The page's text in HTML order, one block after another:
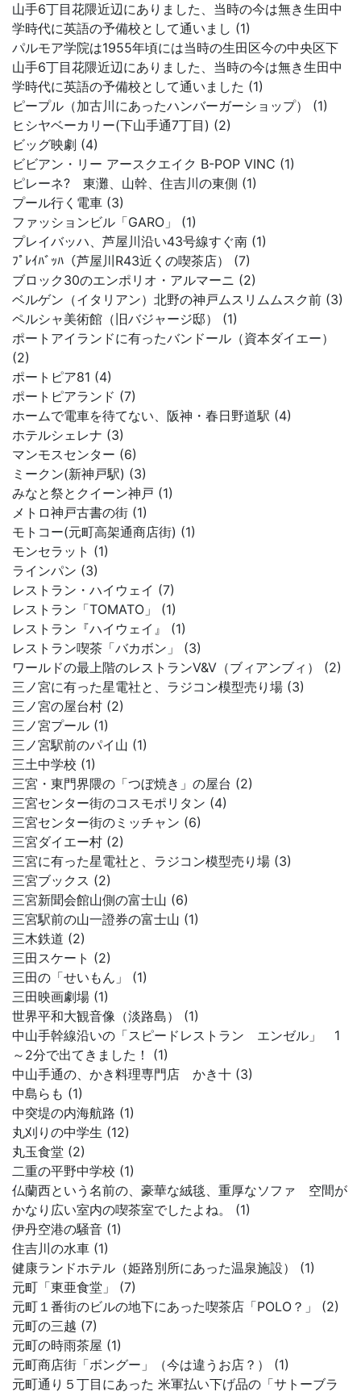
山手6丁目花隈近辺にありました、当時の今は無き生田中
学時代に英語の予備校として通いまし (1)
パルモア学院は1955年頃には当時の生田区今の中央区下
山手6丁目花隈近辺にありました、当時の今は無き生田中
学時代に英語の予備校として通いました (1)
ピープル（加古川にあったハンバーガーショップ） (1)
ヒシヤベーカリー(下山手通7丁目) (2)
ビッグ映劇 (4)
ビビアン・リー アースクエイク B-POP VINC (1)
ピレーネ? 東灘、山幹、住吉川の東側 (1)
プール行く電車 (3)
ファッションビル「GARO」 (1)
プレイバッハ、芦屋川沿い43号線すぐ南 (1)
ﾌﾟﾚｲﾊﾞｯﾊ（芦屋川R43近くの喫茶店） (7)
ブロック30のエンポリオ・アルマーニ (2)
ベルゲン（イタリアン）北野の神戸ムスリムムスク前 (3)
ペルシャ美術館（旧バジャージ邸） (1)
ポートアイランドに有ったバンドール（資本ダイエー）
(2)
ポートピア81 (4)
ポートピアランド (7)
ホームで電車を待てない、阪神・春日野道駅 (4)
ホテルシェレナ (3)
マンモスセンター (6)
ミークン(新神戸駅) (3)
みなと祭とクイーン神戸 (1)
メトロ神戸古書の街 (1)
モトコー(元町高架通商店街) (1)
モンセラット (1)
ラインパン (3)
レストラン・ハイウェイ (7)
レストラン「TOMATO」 (1)
レストラン『ハイウェイ』 (1)
レストラン喫茶「バカボン」 (3)
ワールドの最上階のレストランV&V（ブィアンブィ） (2)
三ノ宮に有った星電社と、ラジコン模型売り場 (3)
三ノ宮の屋台村 (2)
三ノ宮プール (1)
三ノ宮駅前のパイ山 (1)
三土中学校 (1)
三宮・東門界隈の「つぼ焼き」の屋台 (2)
三宮センター街のコスモポリタン (4)
三宮センター街のミッチャン (6)
三宮ダイエー村 (2)
三宮に有った星電社と、ラジコン模型売り場 (3)
三宮ブックス (2)
三宮新聞会館山側の富士山 (6)
三宮駅前の山一證券の富士山 (1)
三木鉄道 (2)
三田スケート (2)
三田の「せいもん」 (1)
三田映画劇場 (1)
世界平和大観音像（淡路島） (1)
中山手幹線沿いの「スピードレストラン エンゼル」 1
～2分で出てきました！ (1)
中山手通の、かき料理専門店 かき十 (3)
中島らも (1)
中突堤の内海航路 (1)
丸刈りの中学生 (12)
丸玉食堂 (2)
二重の平野中学校 (1)
仏蘭西という名前の、豪華な絨毯、重厚なソファ 空間が
かなり広い室内の喫茶室でしたよね。 (1)
伊丹空港の騒音 (1)
住吉川の水車 (1)
健康ランドホテル（姫路別所にあった温泉施設） (1)
元町「東亜食堂」 (7)
元町１番街のビルの地下にあった喫茶店「POLO？」 (2)
元町の三越 (7)
元町の時雨茶屋 (1)
元町商店街「ボングー」（今は違うお店？） (1)
元町通り５丁目にあった 米軍払い下げ品の「サトーブラ